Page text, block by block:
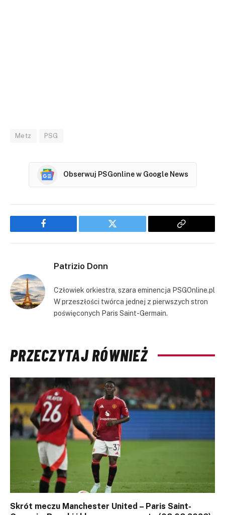
Metz PSG
Obserwuj PSGonline w Google News
Facebook Twitter
Copy
Patrizio Donn
Człowiek orkiestra, szara eminencja PSGOnline.pl
W przeszłości twórca jednej z pierwszych stron
poświęconych Paris Saint-Germain.
PRZECZYTAJ RÓWNIEŻ
Skrót meczu Manchester United – Paris Saint-